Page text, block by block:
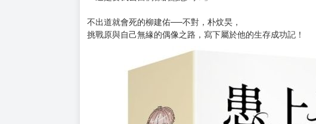
某天，一睜開眼睛，便看見陌生的天花板。
那麼照理來說，至少會穿越到另一個世界……吧？
準備公務員考試的第四年，
然而迎接他的只有祭出猝死威脅的狀態窗。
「這是要我去當偶像的意思嗎？」